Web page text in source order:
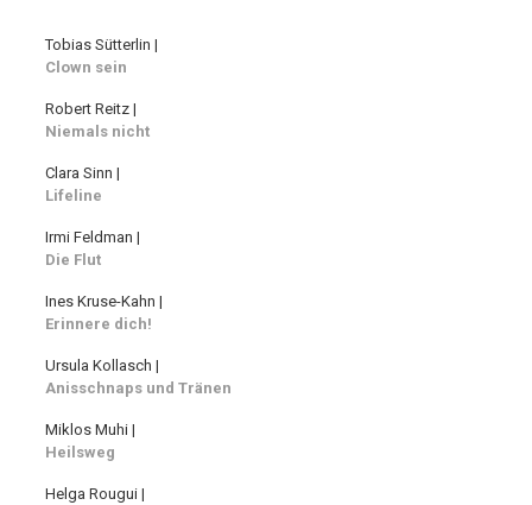
Tobias Sütterlin |
Clown sein
Robert Reitz |
Niemals nicht
Clara Sinn |
Lifeline
Irmi Feldman |
Die Flut
Ines Kruse-Kahn |
Erinnere dich!
Ursula Kollasch |
Anisschnaps und Tränen
Miklos Muhi |
Heilsweg
Helga Rougui |